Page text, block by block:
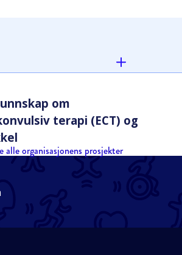
om
terapi (ECT) og
alle organisasjonens prosjekter